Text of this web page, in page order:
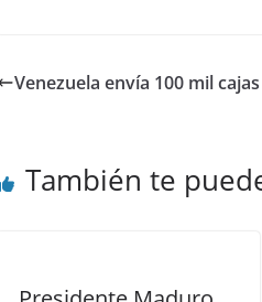
Venezuela envía 100 mil
También te